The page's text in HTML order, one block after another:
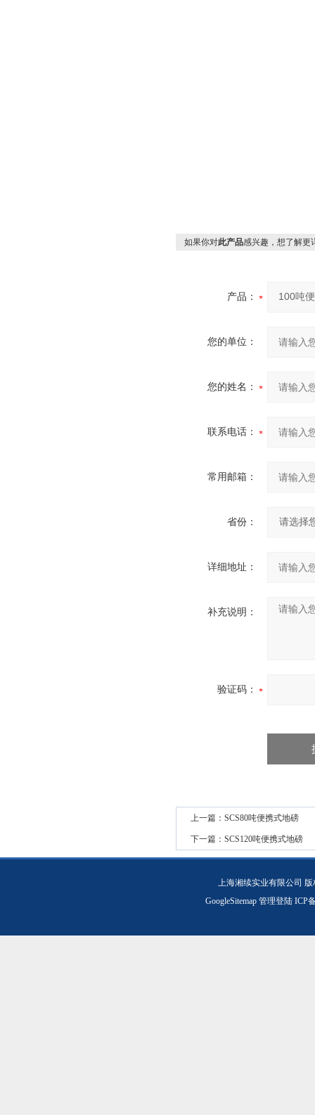
如果你对此产品感兴趣，想了解更
产品：
您的单位：
您的姓名：
联系电话：
常用邮箱：
省份：
详细地址：
补充说明：
验证码：
上一篇： SCS80吨便携式地磅
下一篇： SCS120吨便携式地磅
上海湘续实业有限公司
GoogleSitemap 管理登陆ICP